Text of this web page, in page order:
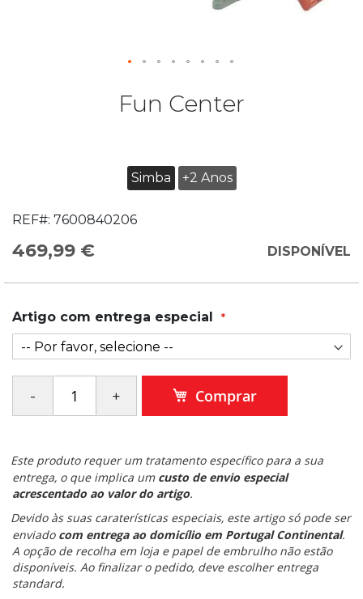
Fun Center
Simba +2 Anos
REF#: 7600840206
469,99 € DISPONÍVEL
Artigo com entrega especial
Comprar
Este produto requer um tratamento específico para a sua
entrega, o que implica um custo de envio especial
acrescentado ao valor do artigo.
Devido às suas caraterísticas especiais, este artigo só pode ser
enviado com entrega ao domicílio em Portugal Continental.
A opção de recolha em loja e papel de embrulho não estão
disponíveis. Ao finalizar o pedido, deve escolher entrega
standard.